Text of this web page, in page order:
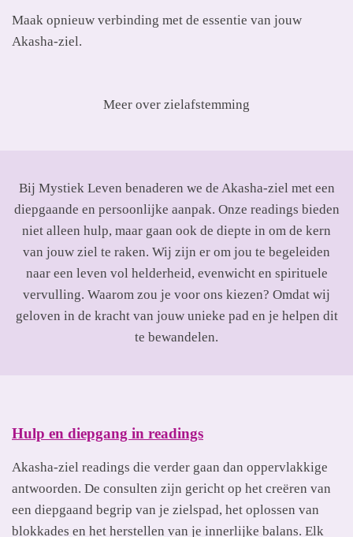
Maak opnieuw verbinding met de essentie van jouw
Akasha-ziel.
Meer over zielafstemming
Bij Mystiek Leven benaderen we de Akasha-ziel met een
diepgaande en persoonlijke aanpak. Onze readings bieden
niet alleen hulp, maar gaan ook de diepte in om de kern
van jouw ziel te raken. Wij zijn er om jou te begeleiden
naar een leven vol helderheid, evenwicht en spirituele
vervulling. Waarom zou je voor ons kiezen? Omdat wij
geloven in de kracht van jouw unieke pad en je helpen dit
te bewandelen.
Hulp en diepgang in readings
Akasha-ziel readings die verder gaan dan oppervlakkige
antwoorden. De consulten zijn gericht op het creëren van
een diepgaand begrip van je zielspad, het oplossen van
blokkades en het herstellen van je innerlijke balans. Elk